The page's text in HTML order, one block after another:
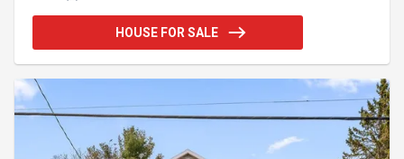
représente une excellente opportunité, autant pour
un projet de développement que pour y établir votre
Addendum:Incusions:Sets de chambre à l'étage,
habillages des fe
HOUSE FOR SALE